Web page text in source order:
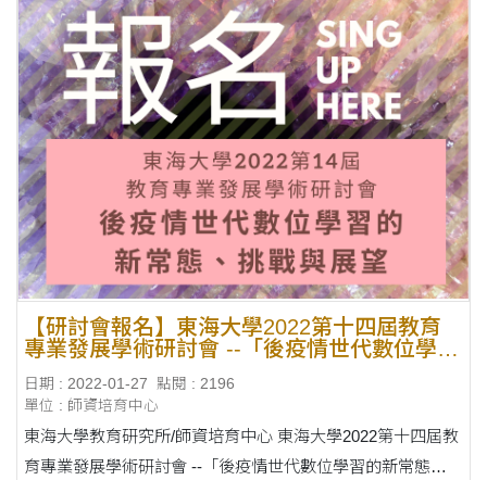
【研討會報名】東海大學2022第十四屆教育
專業發展學術研討會 --「後疫情世代數位學習
日期 : 2022-01-27
點閱 : 2196
單位 : 師資培育中心
東海大學教育研究所/師資培育中心 東海大學2022第十四屆教
育專業發展學術研討會 --「後疫情世代數位學習的新常態、